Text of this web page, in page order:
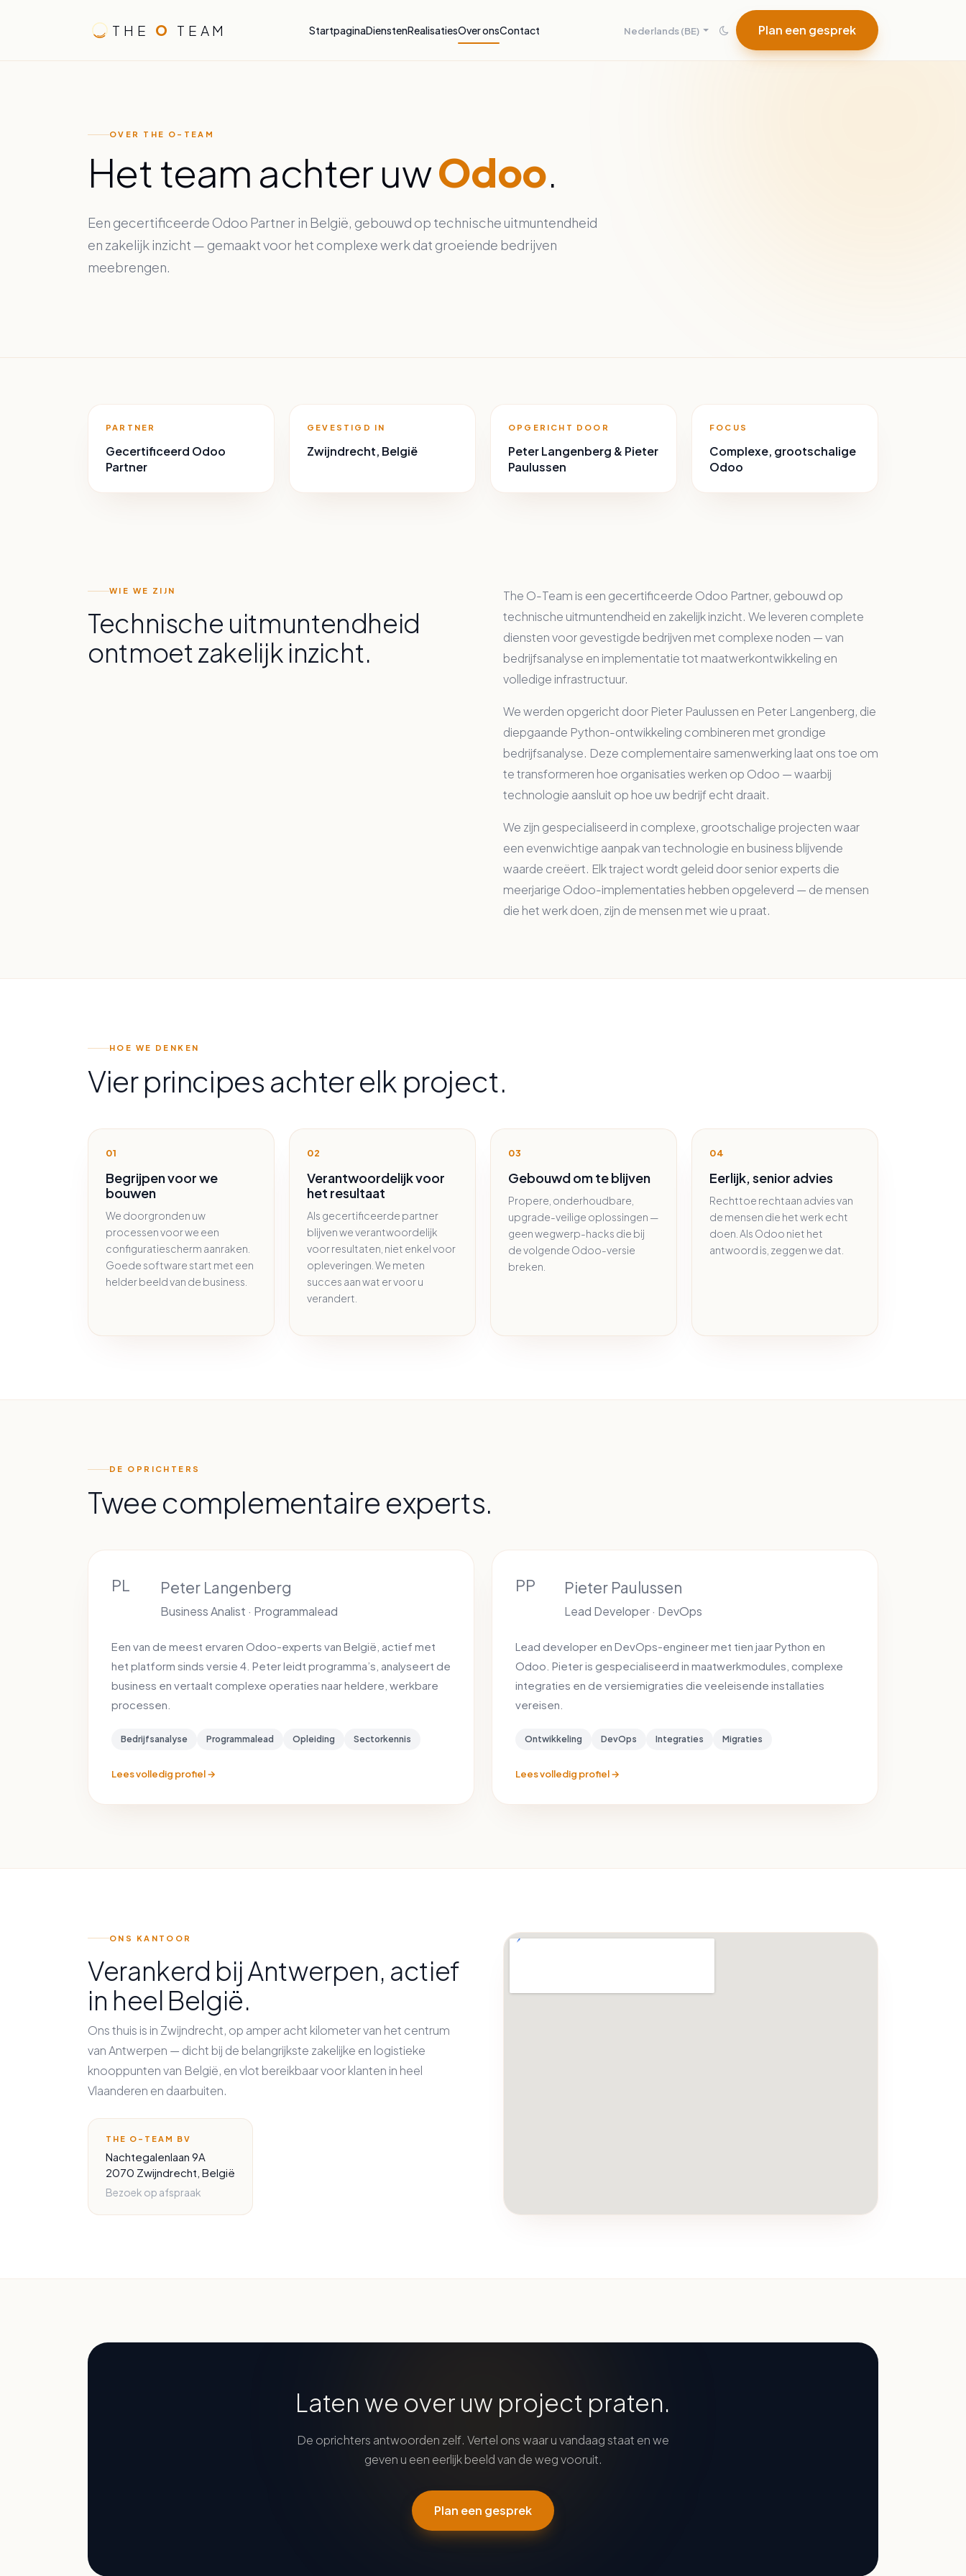
THE O TEAM StartpaginaDienstenRealisatiesOver onsContact Nederlands (BE) Plan een gesprek
OVER THE O-TEAM
Het team achter uwOdoo.
Een gecertificeerde Odoo Partner in België, gebouwd op technische uitmuntendheid
en zakelijk inzicht — gemaakt voor het complexe werk dat groeiende bedrijven
meebrengen.
PARTNER
Gecertificeerd Odoo
Partner
GEVESTIGD IN
Zwijndrecht, België
OPGERICHT DOOR
Peter Langenberg & Pieter
Paulussen
FOCUS
Complexe, grootschalige
Odoo
WIE WE ZIJN
Technische uitmuntendheid
ontmoet zakelijk inzicht.
The O-Team is een gecertificeerde Odoo Partner, gebouwd op
technische uitmuntendheid en zakelijk inzicht. We leveren complete
diensten voor gevestigde bedrijven met complexe noden — van
bedrijfsanalyse en implementatie tot maatwerkontwikkeling en
volledige infrastructuur.
We werden opgericht door Pieter Paulussen en Peter Langenberg, die
diepgaande Python-ontwikkeling combineren met grondige
bedrijfsanalyse. Deze complementaire samenwerking laat ons toe om
te transformeren hoe organisaties werken op Odoo — waarbij
technologie aansluit op hoe uw bedrijf echt draait.
We zijn gespecialiseerd in complexe, grootschalige projecten waar
een evenwichtige aanpak van technologie en business blijvende
waarde creëert. Elk traject wordt geleid door senior experts die
meerjarige Odoo-implementaties hebben opgeleverd — de mensen
die het werk doen, zijn de mensen met wie u praat.
HOE WE DENKEN
Vier principes achter elk project.
01
Begrijpen voor we
bouwen
We doorgronden uw
processen voor we een
configuratiescherm aanraken.
Goede software start met een
helder beeld van de business.
02
Verantwoordelijk voor
het resultaat
Als gecertificeerde partner
blijven we verantwoordelijk
voor resultaten, niet enkel voor
opleveringen. We meten
succes aan wat er voor u
verandert.
03
Gebouwd om te blijven
Propere, onderhoudbare,
upgrade-veilige oplossingen —
geen wegwerp-hacks die bij
de volgende Odoo-versie
breken.
04
Eerlijk, senior advies
Rechttoe rechtaan advies van
de mensen die het werk echt
doen. Als Odoo niet het
antwoord is, zeggen we dat.
DE OPRICHTERS
Twee complementaire experts.
PL Peter Langenberg
Business Analist · Programmalead
Een van de meest ervaren Odoo-experts van België, actief met
het platform sinds versie 4. Peter leidt programma’s, analyseert de
business en vertaalt complexe operaties naar heldere, werkbare
processen.
Bedrijfsanalyse Programmalead Opleiding Sectorkennis
Lees volledig profiel →
PP Pieter Paulussen
Lead Developer · DevOps
Lead developer en DevOps-engineer met tien jaar Python en
Odoo. Pieter is gespecialiseerd in maatwerkmodules, complexe
integraties en de versiemigraties die veeleisende installaties
vereisen.
Ontwikkeling DevOps Integraties Migraties
Lees volledig profiel →
ONS KANTOOR
Verankerd bij Antwerpen, actief
in heel België.
Ons thuis is in Zwijndrecht, op amper acht kilometer van het centrum
van Antwerpen — dicht bij de belangrijkste zakelijke en logistieke
knooppunten van België, en vlot bereikbaar voor klanten in heel
Vlaanderen en daarbuiten.
THE O-TEAM BV
Nachtegalenlaan 9A
2070 Zwijndrecht, België
Bezoek op afspraak
Laten we over uw project praten.
De oprichters antwoorden zelf. Vertel ons waar u vandaag staat en we
geven u een eerlijk beeld van de weg vooruit.
Plan een gesprek